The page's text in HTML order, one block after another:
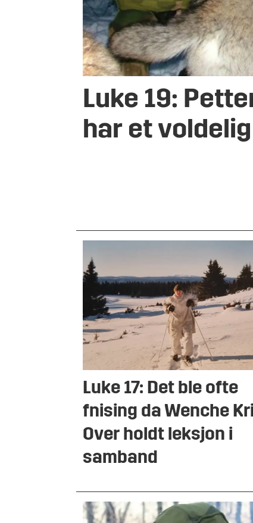
Luke 19:
har et
Luke 17: Det ble ofte
fnising da Wenche
Over holdt leksjon i
samband